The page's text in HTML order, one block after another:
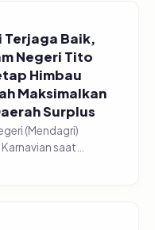
Terjaga Baik,
Negeri Tito
Himbau
Maksimalkan
Surplus
(Mendagri)
saat
secara virtual